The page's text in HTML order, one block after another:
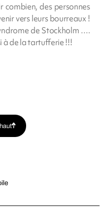
combien, des personnes
vers leurs bourreaux !
de Stockholm ….
à de la tartufferie !!!